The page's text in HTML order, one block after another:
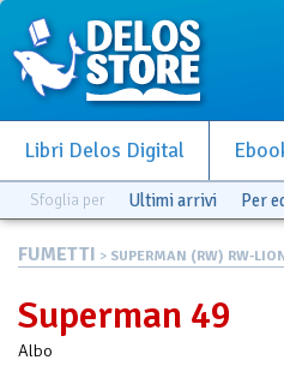
Libri Delos Digital
Sfoglia per Ultimi arrivi Per
FUMETTI > SUPERMAN (RW) RW-
Superman 49
Albo